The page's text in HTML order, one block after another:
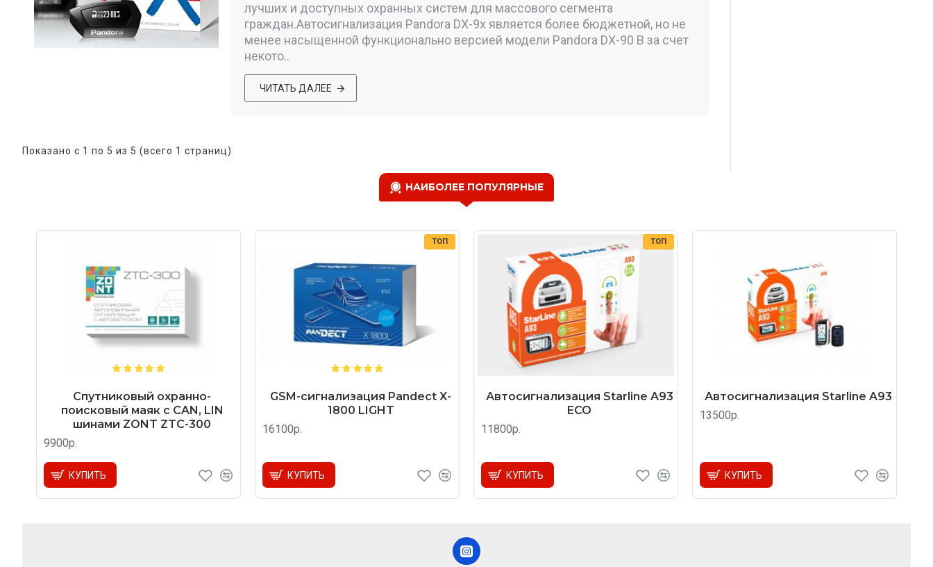
лучших и доступных охранных систем для массового сегмента
граждан.Автосигнализация Pandora DX-9x является более бюджетной, но не
менее насыщенной функционально версией модели Pandora DX-90 B за счет
некото..
ЧИТАТЬ ДАЛЕЕ
Показано с 1 по 5 из 5 (всего 1 страниц)
НАИБОЛЕЕ ПОПУЛЯРНЫЕ
Спутниковый охранно-
поисковый маяк с CAN, LIN
шинами ZONT ZTC-300
9900р.
КУПИТЬ
ТОП
GSM-сигнализация Pandect X-
1800 LIGHT
16100р.
КУПИТЬ
ТОП
Автосигнализация Starline A93
ECO
11800р.
КУПИТЬ
Автосигнализация Starline A93
13500р.
КУПИТЬ